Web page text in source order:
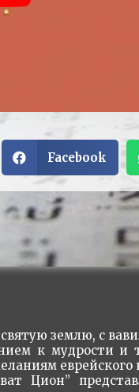
Facebook
землю, с
к мудрости
еврейского
Цион”